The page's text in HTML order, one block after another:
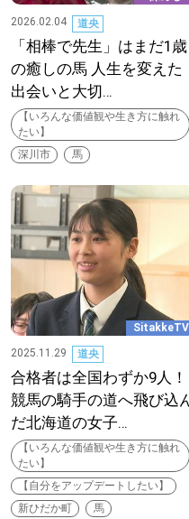
みがく
育む
深める
ゆるむ
SitakkeTV
LOCAL ローカルエリア
all
札幌
道北
道南
道東
2026.02.04
道央
「相棒で先生」はまだ1歳
の癒しの馬 人生を変えた
出会いと大切…
【いろんな価値観や生き方に触れ
たい】
深川市
馬
SitakkeTV
2025.11.29
道央
合格者は全国わずか9人！
競馬の騎手の道へ飛び込
だ北海道の女子…
【いろんな価値観や生き方に触れ
たい】
【自分をアップデートしたい】
新ひだか町
馬